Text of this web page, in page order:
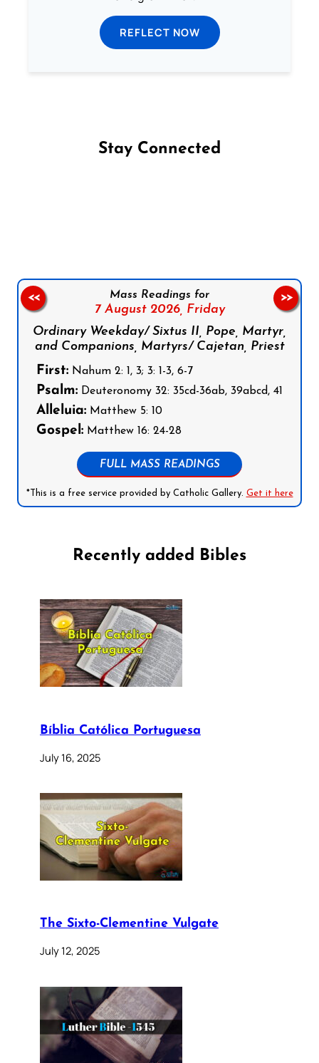
REFLECT NOW
Stay Connected
Mass Readings for
7 August 2026, Friday
Ordinary Weekday/ Sixtus II, Pope, Martyr,
and Companions, Martyrs/ Cajetan, Priest
First: Nahum 2: 1, 3; 3: 1-3, 6-7
Psalm: Deuteronomy 32: 35cd-36ab, 39abcd, 41
Alleluia: Matthew 5: 10
Gospel: Matthew 16: 24-28
FULL MASS READINGS
*This is a free service provided by Catholic Gallery. Get it here
<< >>
Recently added Bibles
Bíblia Católica Portuguesa
July 16, 2025
The Sixto-Clementine Vulgate
July 12, 2025